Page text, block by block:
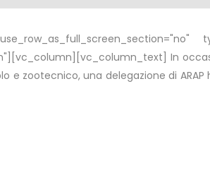
In
zootecnico, una delegazione di